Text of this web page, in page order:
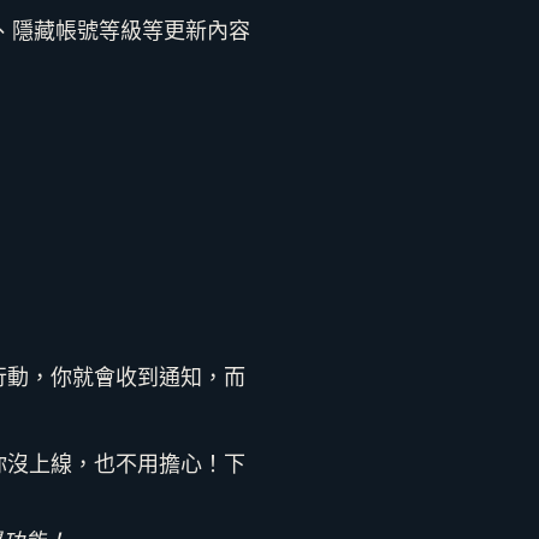
隱藏帳號等級等更新內容
，你就會收到通知，而
上線，也不用擔心！下